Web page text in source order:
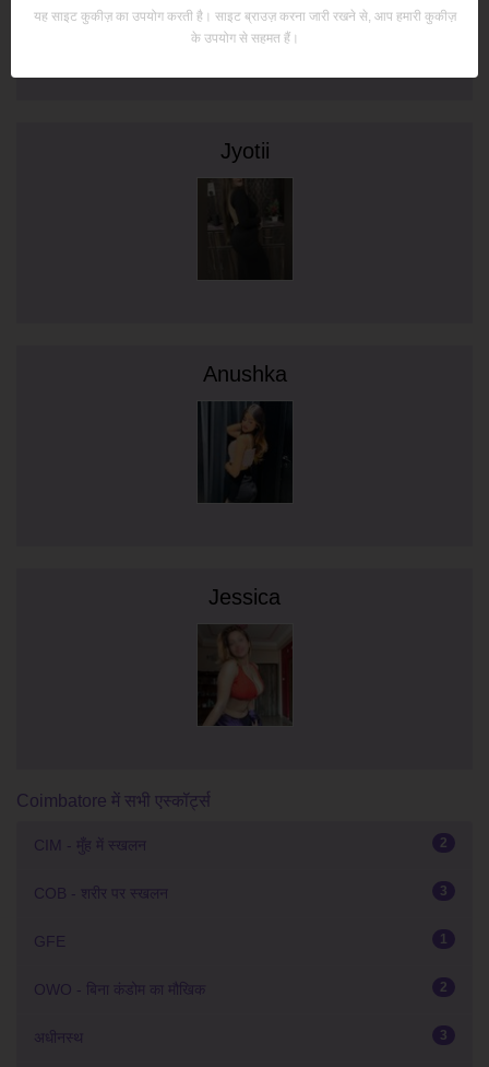
Jyotii
Anushka
Jessica
Coimbatore में सभी एस्कॉर्ट्स
CIM - मुँह में स्खलन 2
COB - शरीर पर स्खलन 3
GFE 1
OWO - बिना कंडोम का मौखिक 2
अधीनस्थ 3
यह साइट कुकीज़ का उपयोग करती है। साइट ब्राउज़ करना जारी रखने से, आप हमारी कुकीज़
के उपयोग से सहमत हैं।